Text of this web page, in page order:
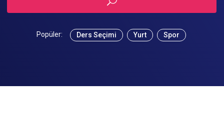
Popüler: Ders Seçimi Yurt Spor